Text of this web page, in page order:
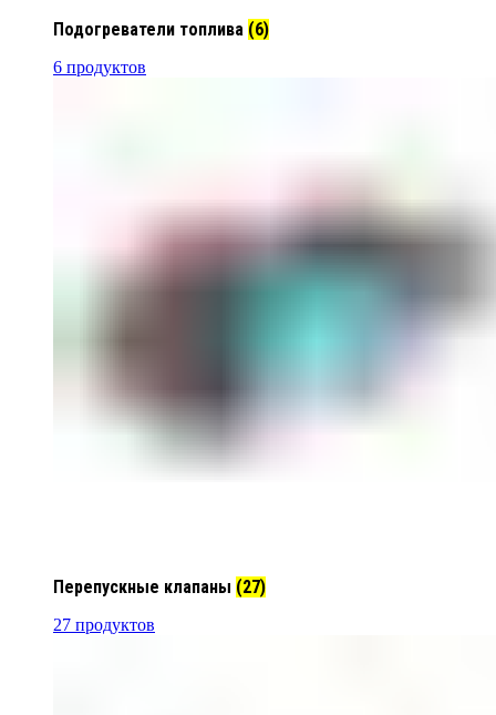
Подогреватели топлива (6)
6 продуктов
Перепускные клапаны (27)
27 продуктов